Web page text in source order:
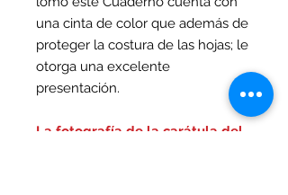
una cinta de color que además de
proteger la costura de las hojas; le
otorga una excelente
presentación.
La fotografía de la carátula del